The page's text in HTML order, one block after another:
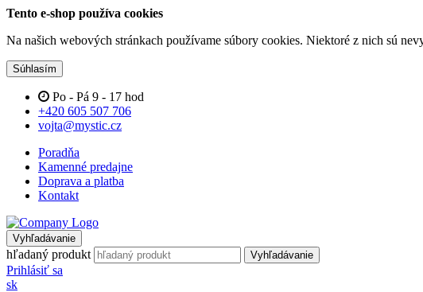
Tento e-shop používa cookies
Na našich webových stránkach používame súbory cookies. Niektoré z nich sú
Súhlasím
Po - Pá 9 - 17 hod
+420 605 507 706
vojta@mystic.cz
Poradňa
Kamenné predajne
Doprava a platba
Kontakt
Vyhľadávanie
hľadaný produkt Vyhľadávanie
Prihlásiť sa
sk